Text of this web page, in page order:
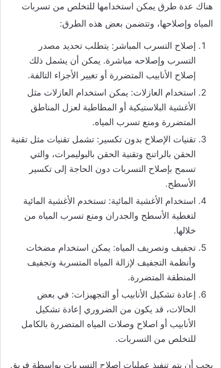
هناك عدة طرق يمكن استخدامها للتخلص من تسربات
المياه وإصلاحها، وتتضمن بعض هذه الطرق:
إصلاح التسرب المباشر: يتطلب تحديد مصدر
التسرب وإصلاحه مباشرة. يمكن أن يشمل ذلك
إصلاح الأنابيب المتضررة أو تغيير الأجزاء التالفة.
استخدام العازلات: يمكن استخدام العازلات مثل
الأغشية البلاستيكية أو المطاطية لعزل المناطق
المتضررة ومنع تسرب المياه.
تقنيات الإصلاح بدون تكسير: تشمل تقنيات مثل تقنية
الحقن بالراتنج وتقنية الحقن بالبوليمرات، والتي
تسمح بإصلاح التسربات دون الحاجة إلى تكسير
الأسطح.
استخدام الأغشية المائية: تستخدم الأغشية المائية
لتغطية الأسطح والجدران ومنع تسرب المياه من
خلالها.
تجفيف وتصريف المياه: يمكن استخدام مضخات
وأنظمة التجفيف لإزالة المياه المتسربة وتجفيف
المنطقة المتضررة.
إعادة تشكيل الأنابيب أو التجهيزات: في بعض
الحالات، قد يكون من الضروري إعادة تشكيل
الأنابيب أو اصلاح وصلات المياه المتضررة بالكامل
للتخلص من التسربات.
يجب أن يتم تنفيذ عمليات إصلاح التسربات بواسطة فريق